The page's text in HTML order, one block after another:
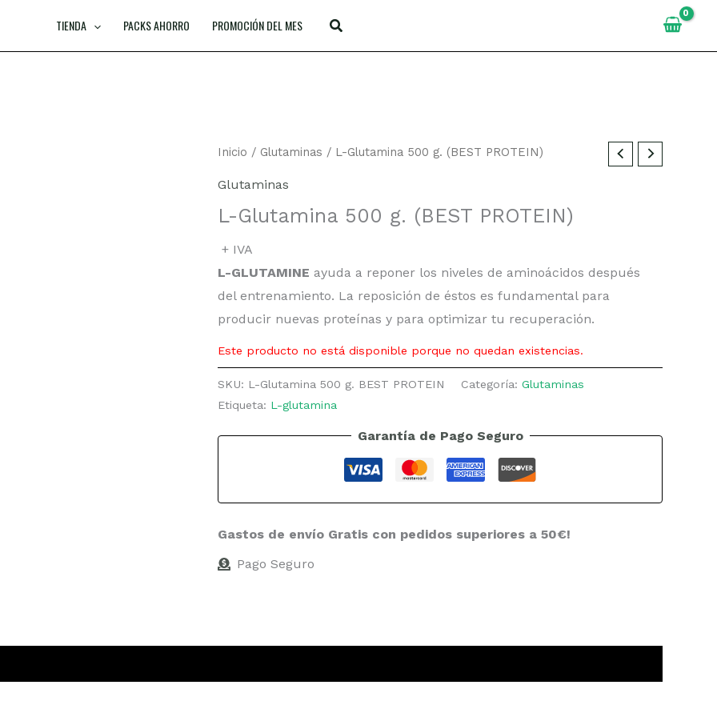
TIENDA PACKS AHORRO PROMOCIÓN DEL MES
Inicio / Glutaminas / L-Glutamina 500 g. (BEST PROTEIN)
Glutaminas
L-Glutamina 500 g. (BEST PROTEIN)
+ IVA
L-GLUTAMINE ayuda a reponer los niveles de aminoácidos después
del entrenamiento. La reposición de éstos es fundamental para
producir nuevas proteínas y para optimizar tu recuperación.
Este producto no está disponible porque no quedan existencias.
SKU: L-Glutamina 500 g. BEST PROTEIN Categoría:Glutaminas
Etiqueta: L-glutamina
Garantía de Pago Seguro
Gastos de envío Gratis con pedidos superiores a 50€!
Pago Seguro